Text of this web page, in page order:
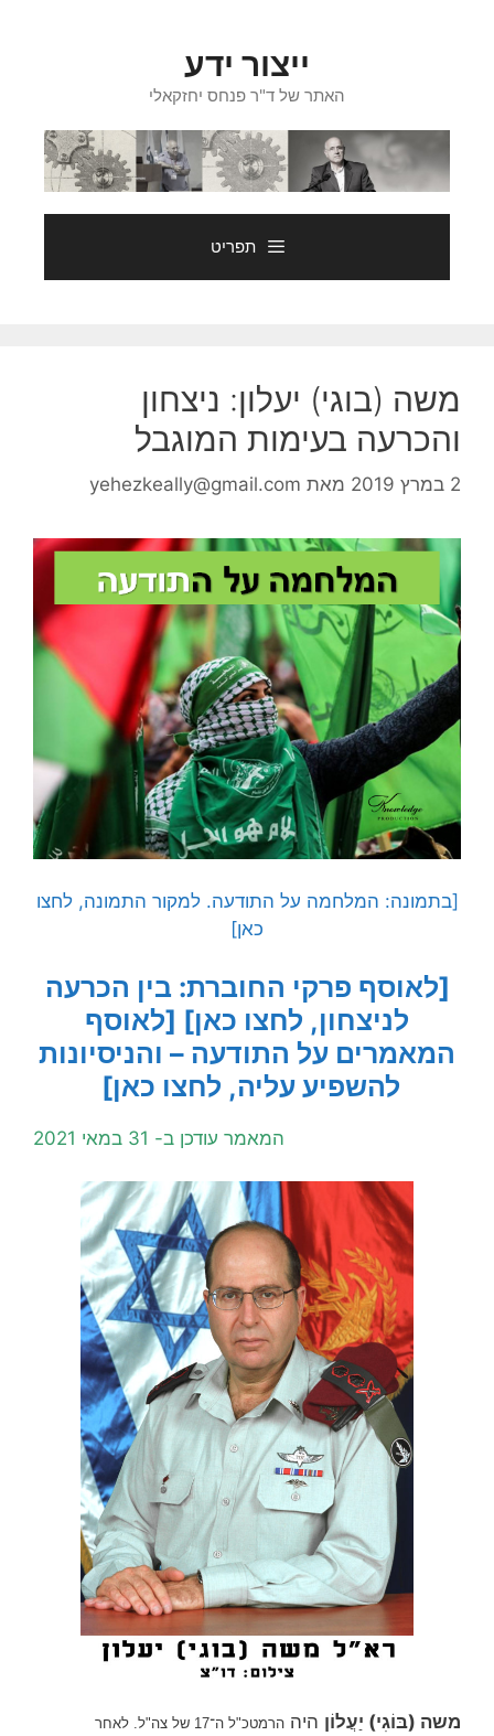
ייצור ידע
האתר של ד"ר פנחס יחזקאלי
תפריט
משה (בוגי) יעלון: ניצחון
והכרעה בעימות המוגבל
2 במרץ 2019 מאת yehezkeally@gmail.com
[בתמונה: המלחמה על התודעה. למקור התמונה, לחצו
כאן]
[לאוסף פרקי החוברת: בין הכרעה
לניצחון, לחצו כאן] [לאוסף
המאמרים על התודעה – והניסיונות
להשפיע עליה, לחצו כאן]
המאמר עודכן ב- 31 במאי 2021
משה (בּוֹגִי) יַעֲלוֹן היה הרמטכ"ל ה־17 של צה"ל. לאחר